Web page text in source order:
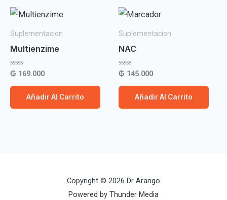
Suplementacion
Multienzime
Valorado
con
0
₲ 169.000
Añadir Al Carrito
Suplementacion
NAC
Valorado
con
0
₲ 145.000
Añadir Al Carrito
Copyright © 2026 Dr Arango
Powered by Thunder Media